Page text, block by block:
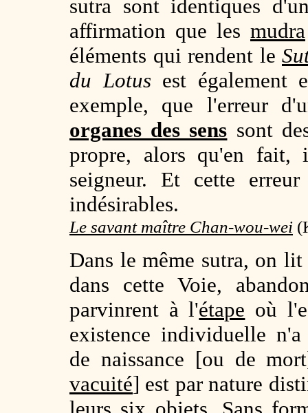
sutra sont identiques
affirmation que les mudra
éléments qui rendent le
du Lotus est également
exemple, que l'erreur
organes des sens sont
propre, alors qu'en
seigneur. Et cette
indésirables.
Le savant maître Chan-wou-wei
Dans le même sutra, on
dans cette Voie,
parvinrent à l'étape où
existence individuelle
de naissance [ou de
vacuité] est par nature